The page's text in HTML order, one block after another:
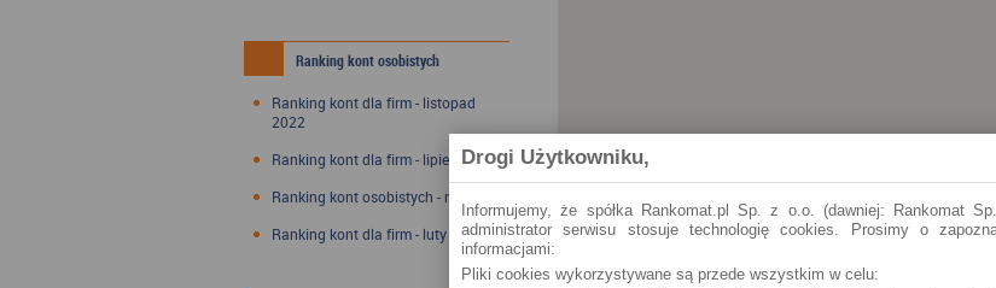
Ranking kont osobistych
Ranking kont dla firm - listopad
2022
Ranking kont dla firm - lipiec 2022
Ranking kont osobistych - maj 2022
Ranking kont dla firm - luty 2022
Drogi Użytkowniku,
Informujemy, że spółka Rankomat.pl Sp. z o.o. (dawniej: Rankomat
administrator serwisu stosuje technologię cookies. Prosimy o
informacjami:
Pliki cookies wykorzystywane są przede wszystkim w celu: